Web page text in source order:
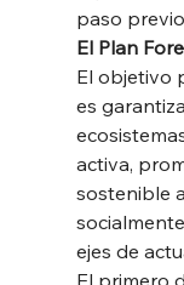
paso
El Plan
El objetivo
es
activa,
sostenible
ejes de
El primero